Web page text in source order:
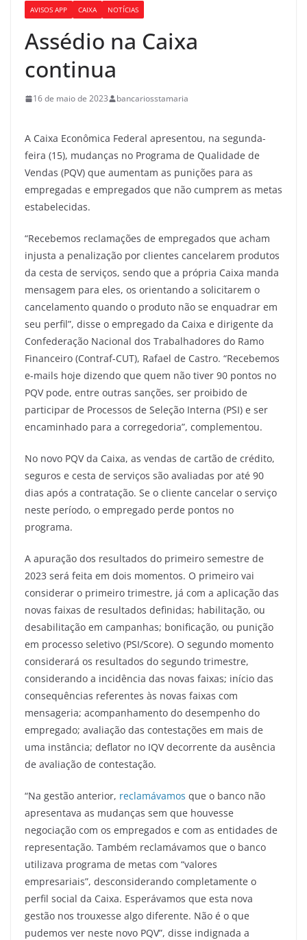
AVISOS APP CAIXA NOTÍCIAS
Assédio na Caixa
continua
16 de maio de 2023 bancariosstamaria
A Caixa Econômica Federal apresentou, na segunda-
feira (15), mudanças no Programa de Qualidade de
Vendas (PQV) que aumentam as punições para as
empregadas e empregados que não cumprem as metas
estabelecidas.
“Recebemos reclamações de empregados que acham
injusta a penalização por clientes cancelarem produtos
da cesta de serviços, sendo que a própria Caixa manda
mensagem para eles, os orientando a solicitarem o
cancelamento quando o produto não se enquadrar em
seu perfil”, disse o empregado da Caixa e dirigente da
Confederação Nacional dos Trabalhadores do Ramo
Financeiro (Contraf-CUT), Rafael de Castro. “Recebemos
e-mails hoje dizendo que quem não tiver 90 pontos no
PQV pode, entre outras sanções, ser proibido de
participar de Processos de Seleção Interna (PSI) e ser
encaminhado para a corregedoria”, complementou.
No novo PQV da Caixa, as vendas de cartão de crédito,
seguros e cesta de serviços são avaliadas por até 90
dias após a contratação. Se o cliente cancelar o serviço
neste período, o empregado perde pontos no
programa.
A apuração dos resultados do primeiro semestre de
2023 será feita em dois momentos. O primeiro vai
considerar o primeiro trimestre, já com a aplicação das
novas faixas de resultados definidas; habilitação, ou
desabilitação em campanhas; bonificação, ou punição
em processo seletivo (PSI/Score). O segundo momento
considerará os resultados do segundo trimestre,
considerando a incidência das novas faixas; início das
consequências referentes às novas faixas com
mensageria; acompanhamento do desempenho do
empregado; avaliação das contestações em mais de
uma instância; deflator no IQV decorrente da ausência
de avaliação de contestação.
“Na gestão anterior, reclamávamos que o banco não
apresentava as mudanças sem que houvesse
negociação com os empregados e com as entidades de
representação. Também reclamávamos que o banco
utilizava programa de metas com “valores
empresariais”, desconsiderando completamente o
perfil social da Caixa. Esperávamos que esta nova
gestão nos trouxesse algo diferente. Não é o que
pudemos ver neste novo PQV”, disse indignada a